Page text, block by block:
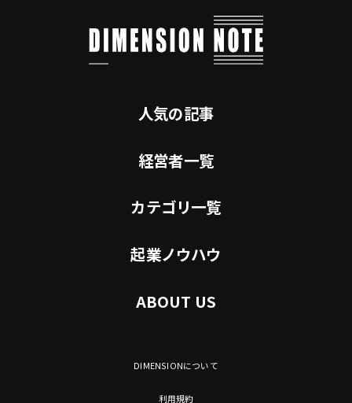
人気の記事
経営者一覧
カテゴリ一覧
起業ノウハウ
ABOUT US
DIMENSIONについて
利用規約